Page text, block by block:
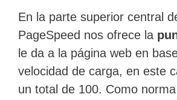
En la parte superior central
PageSpeed nos ofrece la
le da a la página web en
velocidad de carga, en este
un total de 100. Como